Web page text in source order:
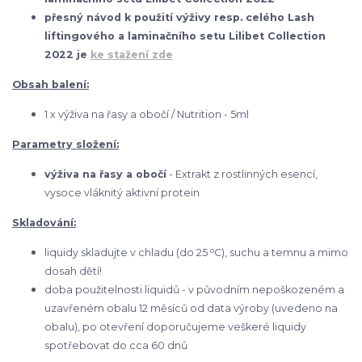
přesný návod k použití výživy resp. celého Lash
liftingového a laminačního setu Lilibet Collection
2022 je ke stažení zde
Obsah balení:
1 x výživa na řasy a obočí / Nutrition - 5ml
Parametry složení:
výživa na řasy a obočí- Extrakt z rostlinných esencí,
vysoce vláknitý aktivní protein
Skladování:
liquidy skladujte v chladu (do 25 oC), suchu a temnu a mimo
dosah dětí!
doba použitelnosti liquidů - v původním nepoškozeném a
uzavřeném obalu 12 měsíců od data výroby (uvedeno na
obalu), po otevření doporučujeme veškeré liquidy
spotřebovat do cca 60 dnů